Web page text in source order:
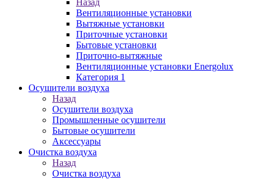
Назад
Вентиляционные установки
Вытяжные установки
Приточные установки
Бытовые установки
Приточно-вытяжные
Вентиляционные установки Energolux
Категория 1
Осушители воздуха
Назад
Осушители воздуха
Промышленные осушители
Бытовые осушители
Аксессуары
Очистка воздуха
Назад
Очистка воздуха